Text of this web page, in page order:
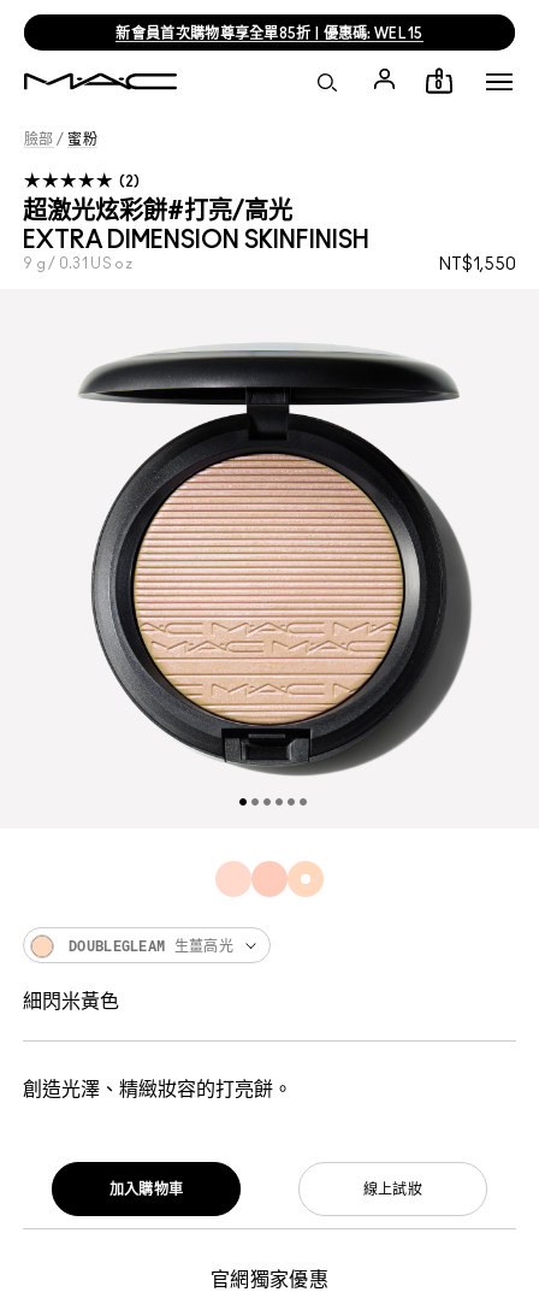
新會員首次購物尊享全單85折 | 優惠碼: WEL15
0
臉部 / 蜜粉
超激光炫彩餅#打亮/高光
EXTRA DIMENSION SKINFINISH
NT$1,550
9 g / 0.31 US oz
2
創造光澤、精緻妝容的打亮餅。
DOUBLEGLEAM 生薑高光
細閃米黃色
線上試妝
加入購物車
官網獨家優惠